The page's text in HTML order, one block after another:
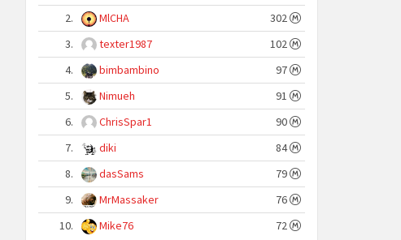
2.
MlCHA
302
3.
texter1987
102
4.
bimbambino
97
5.
Nimueh
91
6.
ChrisSpar1
90
7.
diki
84
8.
dasSams
79
9.
MrMassaker
76
10.
Mike76 72